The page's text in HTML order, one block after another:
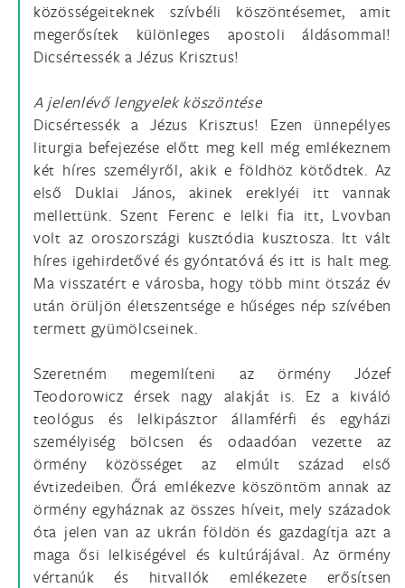
közösségeiteknek szívbéli köszöntésemet, amit
megerősítek különleges apostoli áldásommal!
Dicsértessék a Jézus Krisztus!
A jelenlévő lengyelek köszöntése
Dicsértessék a Jézus Krisztus! Ezen ünnepélyes
liturgia befejezése előtt meg kell még emlékeznem
két híres személyről, akik e földhöz kötődtek. Az
első Duklai János, akinek ereklyéi itt vannak
mellettünk. Szent Ferenc e lelki fia itt, Lvovban
volt az oroszországi kusztódia kusztosza. Itt vált
híres igehirdetővé és gyóntatóvá és itt is halt meg.
Ma visszatért e városba, hogy több mint ötszáz év
után örüljön életszentsége e hűséges nép szívében
termett gyümölcseinek.
Szeretném megemlíteni az örmény Józef
Teodorowicz érsek nagy alakját is. Ez a kiváló
teológus és lelkipásztor államférfi és egyházi
személyiség bölcsen és odaadóan vezette az
örmény közösséget az elmúlt század első
évtizedeiben. Őrá emlékezve köszöntöm annak az
örmény egyháznak az összes híveit, mely századok
óta jelen van az ukrán földön és gazdagítja azt a
maga ősi lelkiségével és kultúrájával. Az örmény
vértanúk és hitvallók emlékezete erősítsen